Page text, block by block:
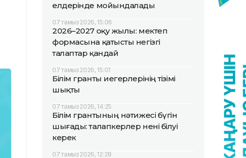
елдерінде мойындалады
07 тамыз 2026, 15:06
2026–2027 оқу жылы: мектеп
формасына қатысты негізгі
талаптар қандай
07 тамыз 2026, 15:01
Білім гранты иегерлерінің тізімі
шықты
07 тамыз 2026, 14:25
Білім грантының нәтижесі бүгін
шығады: талапкерлер нені білуі
керек
07 тамыз 2026, 12:28